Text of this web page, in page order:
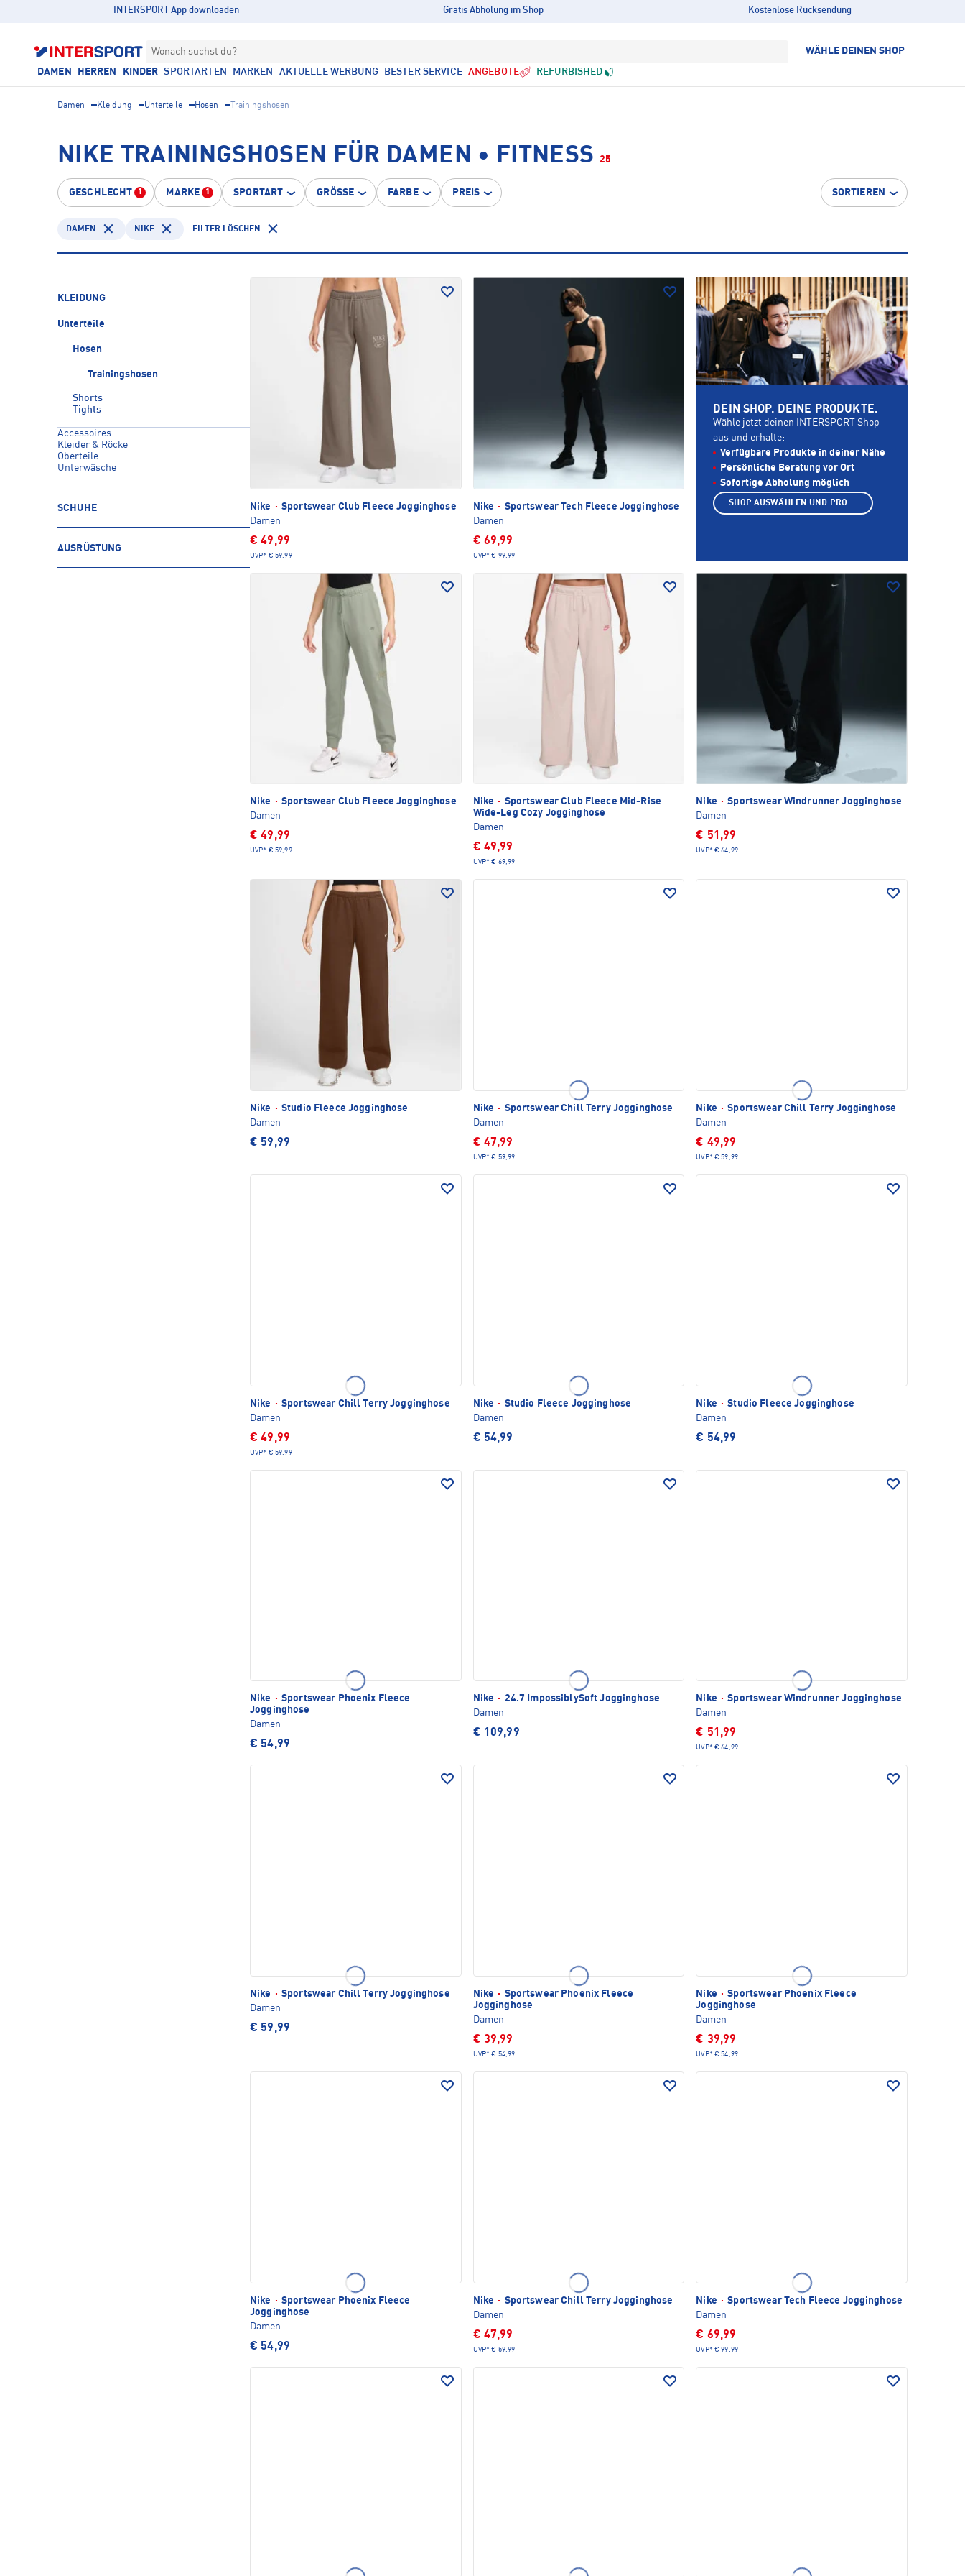
INTERSPORT App downloaden Gratis Abholung im Shop Kostenlose Rücksendung
Wonach suchst du? WÄHLE DEINEN SHOP
DAMEN HERREN KINDER SPORTARTEN MARKEN AKTUELLE WERBUNG BESTER SERVICE ANGEBOTE REFURBISHED
Damen Kleidung Unterteile Hosen Trainingshosen
NIKE TRAININGSHOSEN FÜR DAMEN • FITNESS 25
GESCHLECHT 1 MARKE 1 SPORTART GRÖSSE FARBE PREIS SORTIEREN
DAMEN NIKE FILTER LÖSCHEN
KLEIDUNG
Unterteile
Hosen
Trainingshosen
Shorts
Tights
Accessoires
Kleider & Röcke
Oberteile
Unterwäsche
SCHUHE
AUSRÜSTUNG
Nike · Sportswear Club Fleece Jogginghose
Damen
€ 49,99
UVP* € 59,99
Nike · Sportswear Tech Fleece Jogginghose
Damen
€ 69,99
UVP* € 99,99
Nike · Sportswear Club Fleece Jogginghose
Damen
€ 49,99
UVP* € 59,99
Nike · Sportswear Club Fleece Mid-Rise
Wide-Leg Cozy Jogginghose
Damen
€ 49,99
UVP* € 69,99
Nike · Sportswear Windrunner Jogginghose
Damen
€ 51,99
UVP* € 64,99
Nike · Studio Fleece Jogginghose
Damen
€ 59,99
Nike · Sportswear Chill Terry Jogginghose
Damen
€ 47,99
UVP* € 59,99
Nike · Sportswear Chill Terry Jogginghose
Damen
€ 49,99
UVP* € 59,99
Nike · Sportswear Chill Terry Jogginghose
Damen
€ 49,99
UVP* € 59,99
Nike · Studio Fleece Jogginghose
Damen
€ 54,99
Nike · Studio Fleece Jogginghose
Damen
€ 54,99
Nike · Sportswear Phoenix Fleece
Jogginghose
Damen
€ 54,99
Nike · 24.7 ImpossiblySoft Jogginghose
Damen
€ 109,99
Nike · Sportswear Windrunner Jogginghose
Damen
€ 51,99
UVP* € 64,99
Nike · Sportswear Chill Terry Jogginghose
Damen
€ 59,99
Nike · Sportswear Phoenix Fleece
Jogginghose
Damen
€ 39,99
UVP* € 54,99
Nike · Sportswear Phoenix Fleece
Jogginghose
Damen
€ 39,99
UVP* € 54,99
Nike · Sportswear Phoenix Fleece
Jogginghose
Damen
€ 54,99
Nike · Sportswear Chill Terry Jogginghose
Damen
€ 47,99
UVP* € 59,99
Nike · Sportswear Tech Fleece Jogginghose
Damen
€ 69,99
UVP* € 99,99
DEIN SHOP. DEINE PRODUKTE.
Wähle jetzt deinen INTERSPORT Shop
aus und erhalte:
Verfügbare Produkte in deiner Nähe
Persönliche Beratung vor Ort
Sofortige Abholung möglich
SHOP AUSWÄHLEN UND PRODUKTE ANZEIGEN